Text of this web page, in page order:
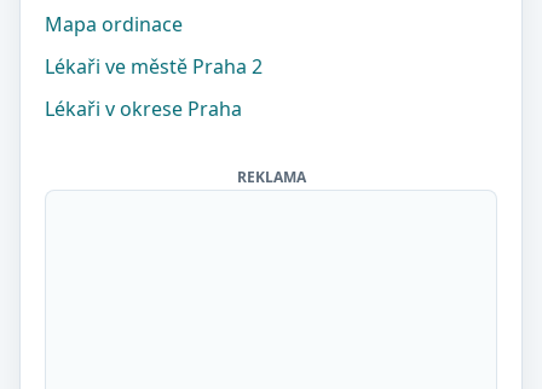
Mapa ordinace
Lékaři ve městě Praha 2
Lékaři v okrese Praha
REKLAMA